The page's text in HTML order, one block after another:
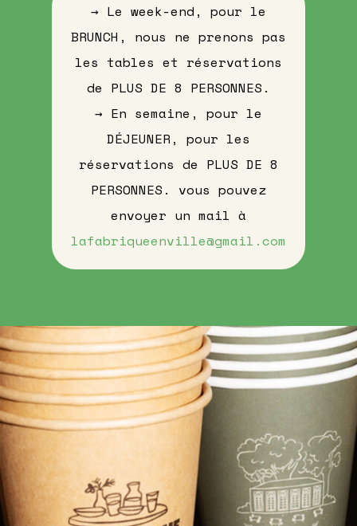
→ Le week-end, pour le
BRUNCH, nous ne prenons pas
les tables et réservations
de PLUS DE 8 PERSONNES.
→ En semaine, pour le
DÉJEUNER, pour les
réservations de PLUS DE 8
PERSONNES. vous pouvez
envoyer un mail à
lafabriqueenville@gmail.com